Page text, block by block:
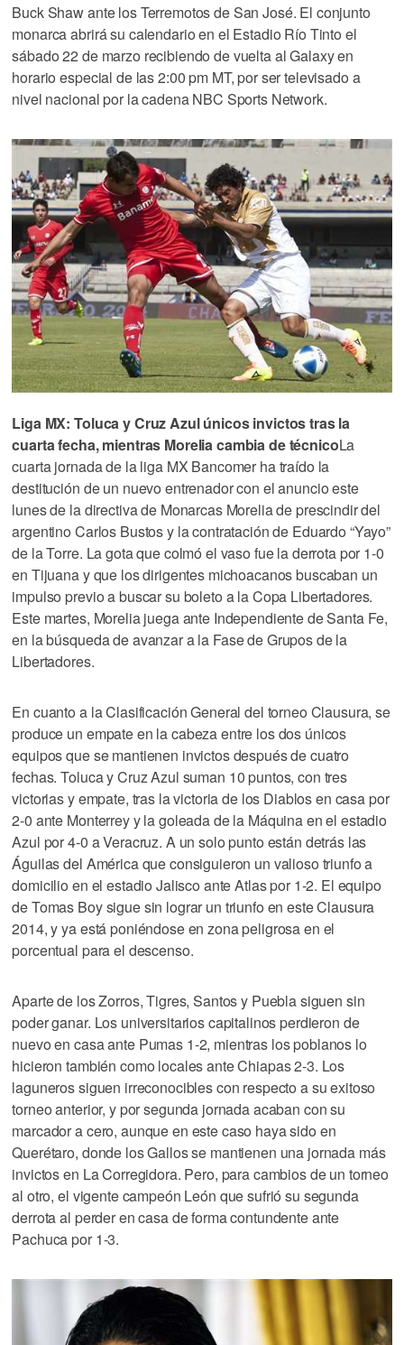
Buck Shaw ante los Terremotos de San José. El conjunto
monarca abrirá su calendario en el Estadio Río Tinto el
sábado 22 de marzo recibiendo de vuelta al Galaxy en
horario especial de las 2:00 pm MT, por ser televisado a
nivel nacional por la cadena NBC Sports Network.
Liga MX: Toluca y Cruz Azul únicos invictos tras la
cuarta fecha, mientras Morelia cambia de técnicoLa
cuarta jornada de la liga MX Bancomer ha traído la
destitución de un nuevo entrenador con el anuncio este
lunes de la directiva de Monarcas Morelia de prescindir del
argentino Carlos Bustos y la contratación de Eduardo “Yayo”
de la Torre. La gota que colmó el vaso fue la derrota por 1-0
en Tijuana y que los dirigentes michoacanos buscaban un
impulso previo a buscar su boleto a la Copa Libertadores.
Este martes, Morelia juega ante Independiente de Santa Fe,
en la búsqueda de avanzar a la Fase de Grupos de la
Libertadores.
En cuanto a la Clasificación General del torneo Clausura, se
produce un empate en la cabeza entre los dos únicos
equipos que se mantienen invictos después de cuatro
fechas. Toluca y Cruz Azul suman 10 puntos, con tres
victorias y empate, tras la victoria de los Diablos en casa por
2-0 ante Monterrey y la goleada de la Máquina en el estadio
Azul por 4-0 a Veracruz. A un solo punto están detrás las
Águilas del América que consiguieron un valioso triunfo a
domicilio en el estadio Jalisco ante Atlas por 1-2. El equipo
de Tomas Boy sigue sin lograr un triunfo en este Clausura
2014, y ya está poniéndose en zona peligrosa en el
porcentual para el descenso.
Aparte de los Zorros, Tigres, Santos y Puebla siguen sin
poder ganar. Los universitarios capitalinos perdieron de
nuevo en casa ante Pumas 1-2, mientras los poblanos lo
hicieron también como locales ante Chiapas 2-3. Los
laguneros siguen irreconocibles con respecto a su exitoso
torneo anterior, y por segunda jornada acaban con su
marcador a cero, aunque en este caso haya sido en
Querétaro, donde los Gallos se mantienen una jornada más
invictos en La Corregidora. Pero, para cambios de un torneo
al otro, el vigente campeón León que sufrió su segunda
derrota al perder en casa de forma contundente ante
Pachuca por 1-3.